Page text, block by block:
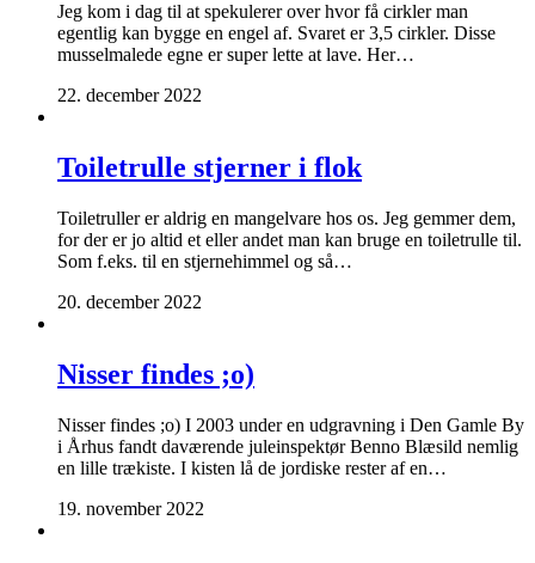
Jeg kom i dag til at spekulerer over hvor få cirkler man
egentlig kan bygge en engel af. Svaret er 3,5 cirkler. Disse
musselmalede egne er super lette at lave. Her…
22. december 2022
Toiletrulle stjerner i flok
Toiletruller er aldrig en mangelvare hos os. Jeg gemmer dem,
for der er jo altid et eller andet man kan bruge en toiletrulle til.
Som f.eks. til en stjernehimmel og så…
20. december 2022
Nisser findes ;o)
Nisser findes ;o) I 2003 under en udgravning i Den Gamle By
i Århus fandt daværende juleinspektør Benno Blæsild nemlig
en lille trækiste. I kisten lå de jordiske rester af en…
19. november 2022